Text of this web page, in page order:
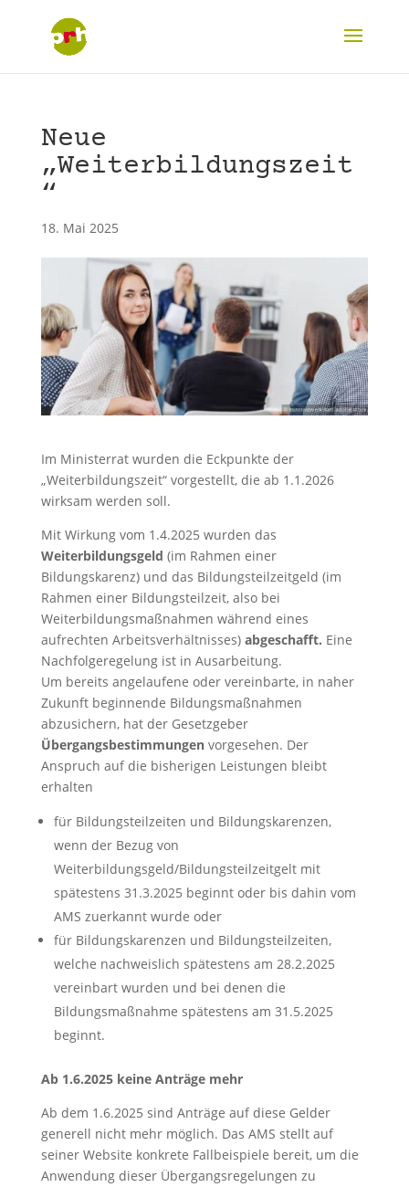
Neue
„Weiterbildungszeit
“
18. Mai 2025
Im Ministerrat wurden die Eckpunkte der
„Weiterbildungszeit“ vorgestellt, die ab 1.1.2026
wirksam werden soll.
Mit Wirkung vom 1.4.2025 wurden das
Weiterbildungsgeld (im Rahmen einer
Bildungskarenz) und das Bildungsteilzeitgeld (im
Rahmen einer Bildungsteilzeit, also bei
Weiterbildungsmaßnahmen während eines
aufrechten Arbeitsverhältnisses) abgeschafft. Eine
Nachfolgeregelung ist in Ausarbeitung.
Um bereits angelaufene oder vereinbarte, in naher
Zukunft beginnende Bildungsmaßnahmen
abzusichern, hat der Gesetzgeber
Übergangsbestimmungenvorgesehen. Der
Anspruch auf die bisherigen Leistungen bleibt
erhalten
für Bildungsteilzeiten und Bildungskarenzen,
wenn der Bezug von
Weiterbildungsgeld/Bildungsteilzeitgelt mit
spätestens 31.3.2025 beginnt oder bis dahin vom
AMS zuerkannt wurde oder
für Bildungskarenzen und Bildungsteilzeiten,
welche nachweislich spätestens am 28.2.2025
vereinbart wurden und bei denen die
Bildungsmaßnahme spätestens am 31.5.2025
beginnt.
Ab 1.6.2025 keine Anträge mehr
Ab dem 1.6.2025 sind Anträge auf diese Gelder
generell nicht mehr möglich. Das AMS stellt auf
seiner Website konkrete Fallbeispiele bereit, um die
Anwendung dieser Übergangsregelungen zu